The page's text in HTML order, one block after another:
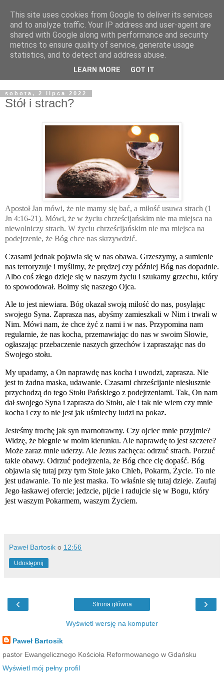
Żyjąc wiarą w REALNYM
świecie
Blog pastora Pawła Bartosika
sobota, 2 lipca 2022
Stół i strach?
Apostoł Jan mówi, że nie mamy się bać, a miłość usuwa strach (1
Jn 4:16-21). Mówi, że w życiu chrześcijańskim nie ma miejsca na
niewolniczy strach. W życiu chrześcijańskim nie ma miejsca na
podejrzenie, że Bóg chce nas skrzywdzić.
Czasami jednak pojawia się w nas obawa. Grzeszymy, a sumienie
nas terroryzuje i myślimy, że prędzej czy później Bóg nas dopadnie.
Albo coś złego dzieje się w naszym życiu i szukamy grzechu, który
to spowodował. Boimy się naszego Ojca.
Ale to jest niewiara. Bóg okazał swoją miłość do nas, posyłając
swojego Syna. Zaprasza nas, abyśmy zamieszkali w Nim i trwali w
Nim. Mówi nam, że chce żyć z nami i w nas. Przypomina nam
regularnie, że nas kocha, przemawiając do nas w swoim Słowie,
ogłaszając przebaczenie naszych grzechów i zapraszając nas do
Swojego stołu.
My upadamy, a On naprawdę nas kocha i uwodzi, zaprasza. Nie
jest to żadna maska, udawanie. Czasami chrześcijanie niesłusznie
przychodzą do tego Stołu Pańskiego z podejrzeniami. Tak, On nam
dał swojego Syna i zaprasza do Stołu, ale i tak nie wiem czy mnie
kocha i czy to nie jest jak uśmiechy ludzi na pokaz.
Jesteśmy trochę jak syn marnotrawny. Czy ojciec mnie przyjmie?
Widzę, że biegnie w moim kierunku. Ale naprawdę to jest szczere?
Może zaraz mnie uderzy. Ale Jezus zachęca: odrzuć strach. Porzuć
takie obawy. Odrzuć podejrzenia, że ​​Bóg chce cię dopaść. Bóg
objawia się tutaj przy tym Stole jako Chleb, Pokarm, Życie. To nie
jest udawanie. To nie jest maska. To właśnie się tutaj dzieje. Zaufaj
Jego łaskawej ofercie; jedzcie, pijcie i radujcie się w Bogu, który
jest waszym Pokarmem, waszym Życiem.
Paweł Bartosik o 12:56
Udostępnij
‹ ›
Strona główna
Wyświetl wersję na komputer
Paweł Bartosik
pastor Ewangelicznego Kościoła Reformowanego w Gdańsku
Wyświetl mój pełny profil
This site uses cookies from Google to deliver its services
and to analyze traffic. Your IP address and user-agent are
shared with Google along with performance and security
metrics to ensure quality of service, generate usage
statistics, and to detect and address abuse.
LEARN MORE GOT IT